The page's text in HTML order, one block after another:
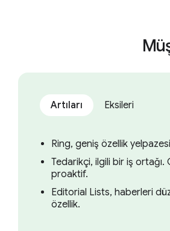
Artıları Eksileri
Ring, geniş özellik
Tedarikçi, ilgili bir iş
proaktif.
Editorial Lists, haberleri
özellik.